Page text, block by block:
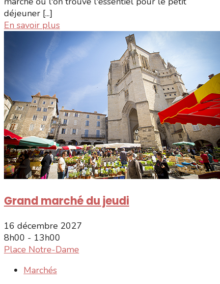
déjeuner [...]
En savoir plus
Grand marché du jeudi
16 décembre 2027
8h00 - 13h00
Place Notre-Dame
Marchés